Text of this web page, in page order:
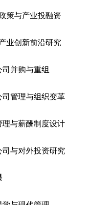
策与产业投融资
业创新前沿研究
司并购与重组
司管理与组织变革
理与薪酬制度设计
司与对外投资研究